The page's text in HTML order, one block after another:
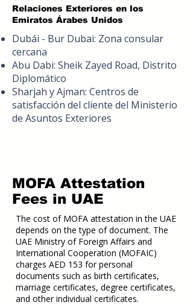
Relaciones Exteriores en los
Emiratos Árabes Unidos
Dubái - Bur Dubai: Zona consular
cercana
Abu Dabi: Sheik Zayed Road, Distrito
Diplomático
Sharjah y Ajman: Centros de
satisfacción del cliente del Ministerio
de Asuntos Exteriores
MOFA Attestation
Fees in UAE
The cost of MOFA attestation in the UAE
depends on the type of document. The
UAE Ministry of Foreign Affairs and
International Cooperation (MOFAIC)
charges AED 153 for personal
documents such as birth certificates,
marriage certificates, degree certificates,
and other individual certificates.